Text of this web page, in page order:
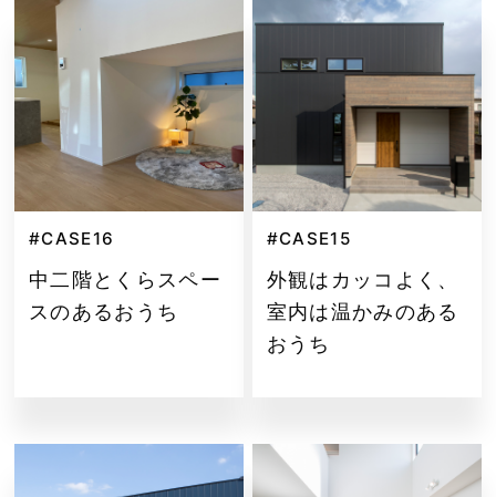
#CASE16
中二階とくらスペー
スのあるおうち
#CASE15
外観はカッコよく、
室内は温かみのある
おうち